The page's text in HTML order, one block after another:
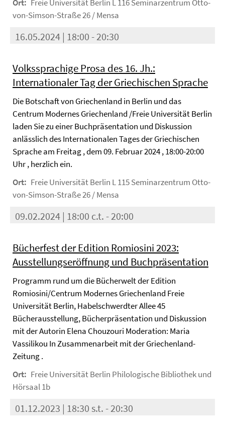
Ort: Freie Universität Berlin L 116 Seminarzentrum Otto-
von-Simson-Straße 26 / Mensa
16.05.2024 | 18:00 - 20:30
Volkssprachige Prosa des 16. Jh.:
Internationaler Tag der Griechischen Sprache
Die Botschaft von Griechenland in Berlin und das
Centrum Modernes Griechenland /Freie Universität Berlin
laden Sie zu einer Buchpräsentation und Diskussion
anlässlich des Internationalen Tages der Griechischen
Sprache am Freitag , dem 09. Februar 2024 , 18:00-20:00
Uhr , herzlich ein.
Ort: Freie Universität Berlin L 115 Seminarzentrum Otto-
von-Simson-Straße 26 / Mensa
09.02.2024 | 18:00 c.t. - 20:00
Bücherfest der Edition Romiosini 2023:
Ausstellungseröffnung und Buchpräsentation
Programm rund um die Bücherwelt der Edition
Romiosini/Centrum Modernes Griechenland Freie
Universität Berlin, Habelschwerdter Allee 45
Bücherausstellung, Bücherpräsentation und Diskussion
mit der Autorin Elena Chouzouri Moderation: Maria
Vassilikou In Zusammenarbeit mit der Griechenland-
Zeitung .
Ort: Freie Universität Berlin Philologische Bibliothek und
Hörsaal 1b
01.12.2023 | 18:30 s.t. - 20:30